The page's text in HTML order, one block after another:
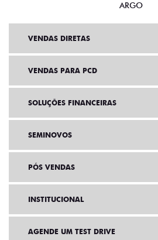
MOBI
VENDAS DIRETAS
VENDAS PARA PCD
SOLUÇÕES FINANCEIRAS
SEMINOVOS
PÓS VENDAS
INSTITUCIONAL